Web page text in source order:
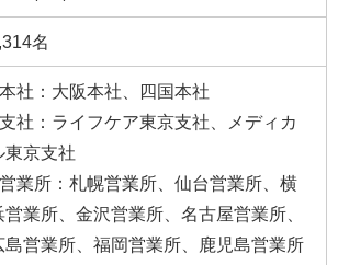
名
社：大阪本社、四国本社
社：ライフケア東京支社、メディカ
東京支社
業所：札幌営業所、仙台営業所、横
営業所、金沢営業所、名古屋営業所、
島営業所、福岡営業所、鹿児島営業所